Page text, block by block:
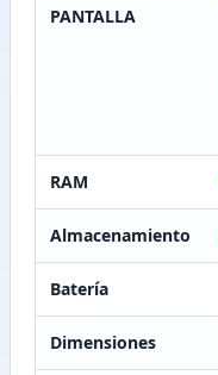
PANTALLA
RAM
Almacenamiento
Batería
Dimensiones